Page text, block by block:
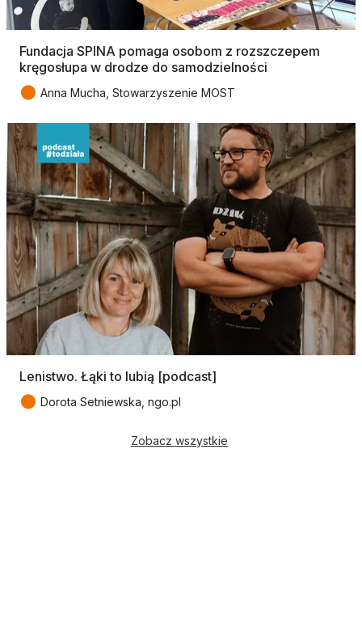
Fundacja SPINA pomaga osobom z rozszczepem
kręgosłupa w drodze do samodzielności
● Anna Mucha, Stowarzyszenie MOST
Lenistwo. Łąki to lubią [podcast]
● Dorota Setniewska, ngo.pl
Zobacz wszystkie